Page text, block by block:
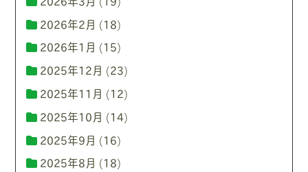
2026年2月 (18)
2026年1月 (15)
2025年12月 (23)
2025年11月 (12)
2025年10月 (14)
2025年9月 (16)
2025年8月 (18)